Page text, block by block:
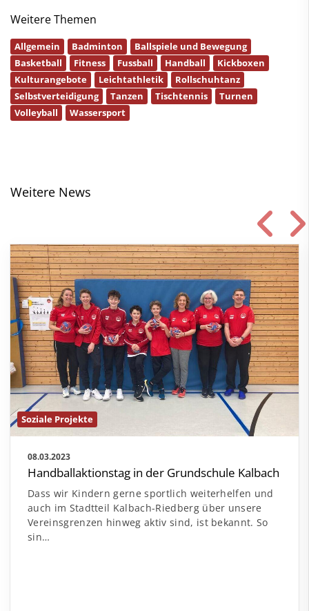
Weitere Themen
Allgemein Badminton
Ballspiele und Bewegung
Basketball
Fitness Fussball Handball
Kickboxen
Kulturangebote
Leichtathletik
Rollschuhtanz
Selbstverteidigung
Tanzen Tischtennis
Turnen
Volleyball
Wassersport
Weitere News
Soziale Projekte
08.03.2023
Handballaktionstag in der Grundschule Kalbach
Dass wir Kindern gerne sportlich weiterhelfen und
auch im Stadtteil Kalbach-Riedberg über unsere
Vereinsgrenzen hinweg aktiv sind, ist bekannt. So
sin…